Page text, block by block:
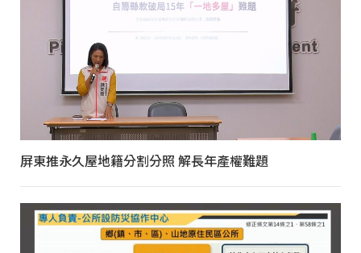
屏東推永久屋地籍分割分照 解長年產權難題